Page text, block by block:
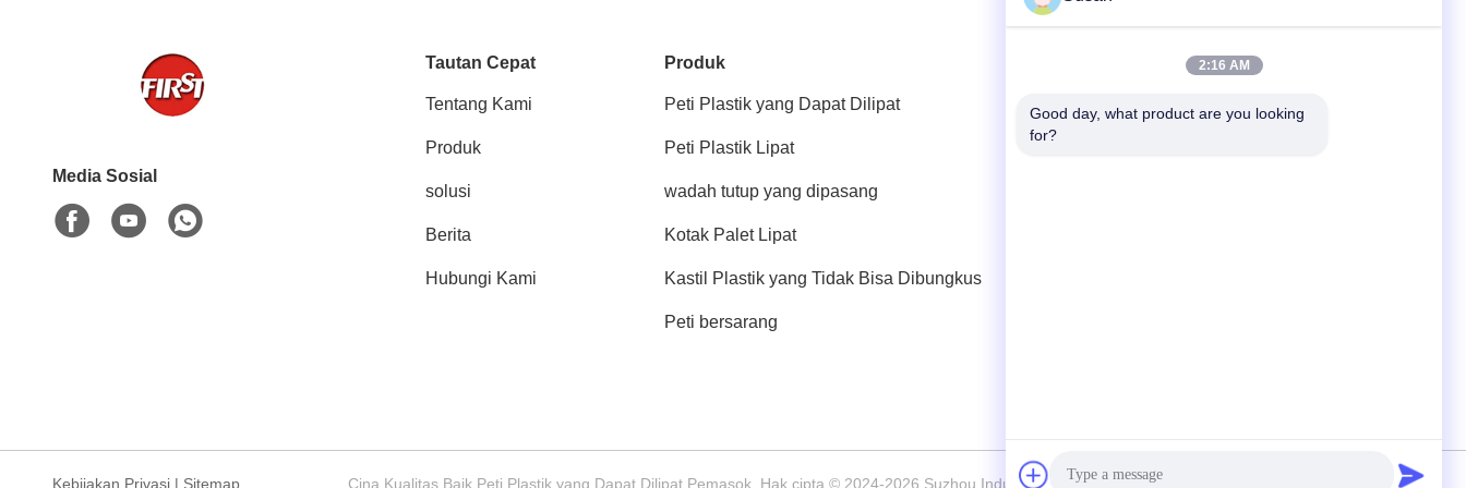
Media Sosial
Tautan Cepat
Tentang Kami
Produk
solusi
Berita
Hubungi Kami
Produk
Peti Plastik yang Dapat Dilipat
Peti Plastik Lipat
wadah tutup yang dipasang
Kotak Palet Lipat
Kastil Plastik yang Tidak Bisa Dibungkus
Peti bersarang
Telp
Kebijakan Privasi | Sitemap Cina Kualitas Baik Peti Plastik yang Dapat Dilipat Pemasok. Hak cipta © 2024-2026 Suzhou Industrial PARK FIRST Plastics Co., Ltd. Semua hak dilindungi.
2:16 AM
Good day, what product are you looking
for?